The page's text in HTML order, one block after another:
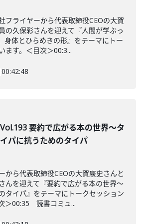
フライヤーから代表取締役CEOの大賀
の久保彩さんを迎えて『人間が学ぶっ
身体とひらめきの形』をテーマにトー
ます。＜目次＞00:3...
00:42:48
Vol.193 要約で広がる本の世界〜タ
イパに抗うためのタイパ
から代表取締役CEOの大賀康史さんと
んを迎えて『要約で広がる本の世界〜
タイパ』をテーマにトークセッション
＞00:35 読書コミュ...